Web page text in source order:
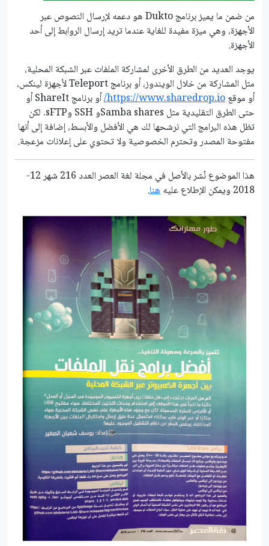
من ضمن ما يميز برنامج Dukto هو دعمه لإرسال النصوص عبر
الأجهزة، وهي ميزة مفيدة للغاية عندما تريد إرسال الروابط إلى أحد
الأجهزة.
يوجد العديد من الطرق الأخرى لمشاركة الملفات عبر الشبكة المحلية،
مثل المشاركة من خلال الويندوز، أو برنامج Teleport لأجهزة لينكس،
أو موقعhttps://www.sharedrop.io/
أو برنامج ShareIt أو
حتى الطرق التقليدية مثل Samba sharesو SSH وsFTP. لكن
تظل هذه البرامج التي نرشحها لك هي الأفضل والأبسط، إضافة إلى أنها
مفتوحة المصدر وتحترم الخصوصية ولا تحتوي على إعلانات مزعجة.
هذا الموضوع نُشر باﻷصل في مجلة لغة العصر العدد 216 شهر 12-
2018 ويمكن الإطلاع عليه
هنا.